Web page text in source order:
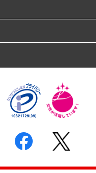
方針
等の請求の手続きについて